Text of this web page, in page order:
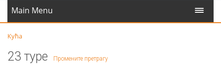
Main Menu
Кућа
23 туре Промените претрагу